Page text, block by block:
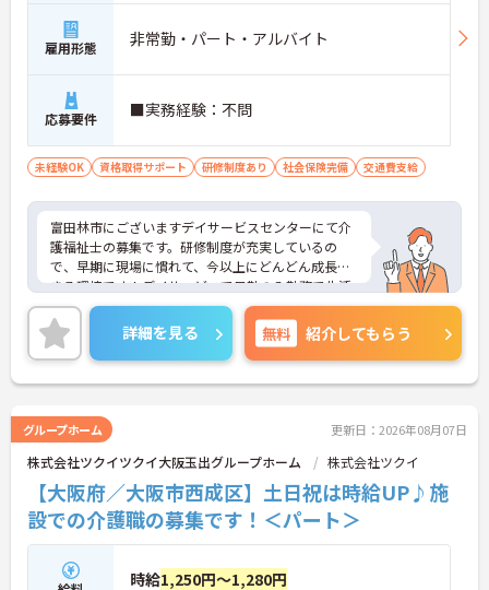
雇用形態 非常勤・パート・アルバイト
応募要件 ■実務経験：不問
未経験OK 資格取得サポート 研修制度あり 社会保険完備 交通費支給
富田林市にございますデイサービスセンターにて介
護福祉士の募集です。研修制度が充実しているの
で、早期に現場に慣れて、今以上にどんどん成長で
きる環境です！デイサービスで日勤のみ勤務で生活
リズムも整えやすく、ワークライフバランスを充実
させたい方にもおすすめの求人！ご興味ある方に
は、面接対策ポイントなど、さらに詳細をお話しい
たしますのでお気軽にご相談ください。
詳細を見る 無料 紹介してもらう
グループホーム 更新日：2026年08月07日
株式会社ツクイツクイ大阪玉出グループホーム 株式会社ツクイ
【大阪府／大阪市西成区】土日祝は時給UP♪施
設での介護職の募集です！＜パート＞
時給1,250円～1,280円